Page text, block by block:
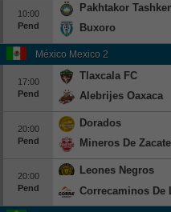
10:00
Pend
Pakhtakor
Buxoro
México Mexico 2
17:00
Pend
Tlaxcala FC
Alebrijes Oaxaca
20:00
Pend
Dorados
Mineros De
20:00
Pend
Leones Negros
Correcaminos De